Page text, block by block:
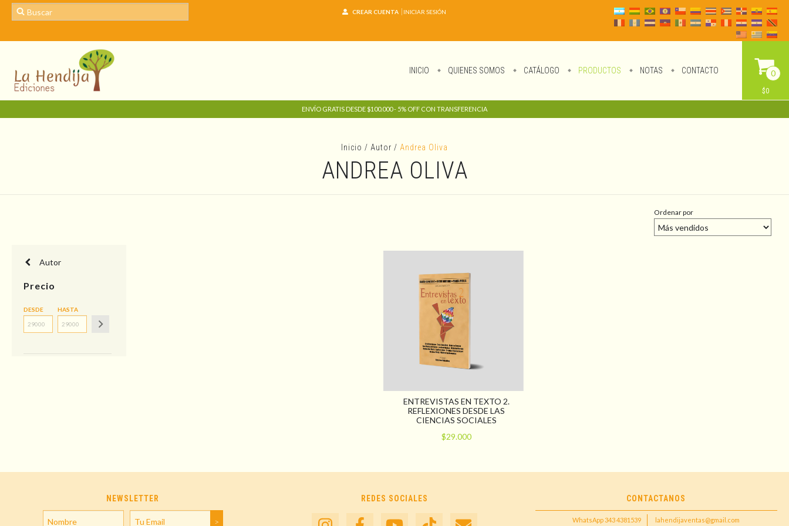
CREAR CUENTA INICIAR SESIÓN
INICIO QUIENES SOMOS CATÁLOGO PRODUCTOS NOTAS CONTACTO 0
$0
ENVÍO GRATIS DESDE $100.000 - 5% OFF CON TRANSFERENCIA
Inicio / Autor / Andrea Oliva
ANDREA OLIVA
Ordenar por
Autor
Precio
DESDE HASTA
ENTREVISTAS EN TEXTO 2.
REFLEXIONES DESDE LAS
CIENCIAS SOCIALES
$29.000
NEWSLETTER REDES SOCIALES CONTACTANOS
WhatsApp 343 4381539 lahendijaventas@gmail.com